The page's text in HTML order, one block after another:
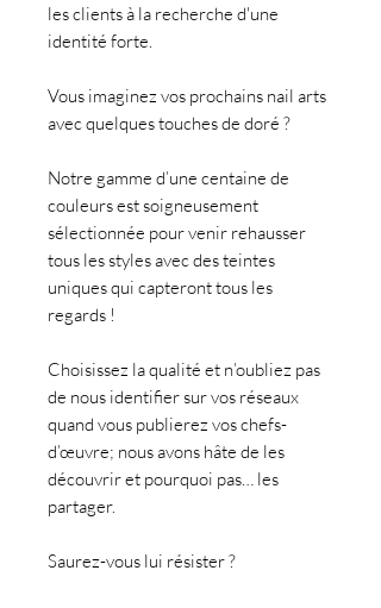
les clients à la recherche d'une
identité forte.
Vous imaginez vos prochains nail arts
avec quelques touches de doré ?
Notre gamme d’une centaine de
couleurs est soigneusement
sélectionnée pour venir rehausser
tous les styles avec des teintes
uniques qui capteront tous les
regards !
Choisissez la qualité et n’oubliez pas
de nous identifier sur vos réseaux
quand vous publierez vos chefs-
d’œuvre; nous avons hâte de les
découvrir et pourquoi pas… les
partager.
Saurez-vous lui résister ?